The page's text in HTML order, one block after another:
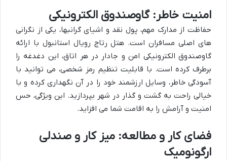
امنیت خاطر: گاوصندوق الکترونیکی
حفاظت از مدارک مهم، پول نقد و اشیای گرانبها، یکی از نگرانی
های اصلی مسافران است. هتل رتاج رویال استانبول با ارائه
گاوصندوق الکترونیکی امن و جادار در هر اتاق، این دغدغه را
برطرف کرده است. با قابلیت تنظیم رمز شخصی، می توانید با
آسودگی خاطر، وسایل ارزشمند خود را در آن نگهداری کرده و با
خیالی راحت به گشت و گذار در شهر بپردازید. این ویژگی، حس
امنیت و آرامش را به اقامت شما می افزاید.
فضای کار و مطالعه: میز کار و صندلی
ارگونومیک